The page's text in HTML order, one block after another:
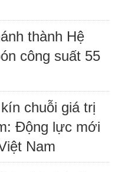
thành Hệ
công suất 55
chuỗi giá trị
Động lực mới
Nam